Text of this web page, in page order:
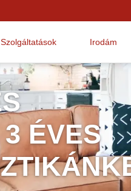
Szolgáltatások Irodám
ÉVES